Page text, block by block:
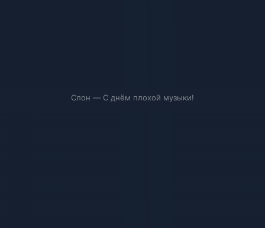
Слон — С днём плохой музыки!